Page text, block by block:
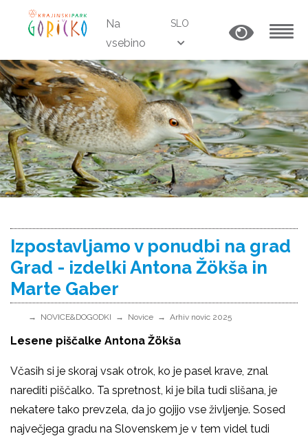
Na
vsebino
SLO
Izpostavljamo v ponudbi na grad
Grad - izdelki Antona Žökša in
Marte Gaber
NOVICE&DOGODKI Novice Arhiv novic 2025
Lesene piščalke Antona Žökša
Včasih si je skoraj vsak otrok, ko je pasel krave, znal
narediti piščalko. Ta spretnost, ki je bila tudi slišana, je
nekatere tako prevzela, da jo gojijo vse življenje. Sosed
največjega gradu na Slovenskem je v tem videl tudi